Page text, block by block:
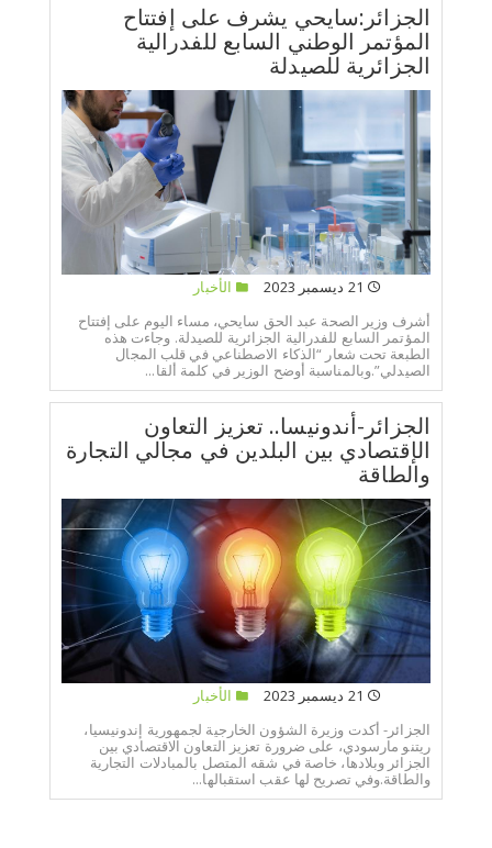
الجزائر:سايحي يشرف على إفتتاح
المؤتمر الوطني السابع للفدرالية
الجزائرية للصيدلة
الأخبار
أشرف وزير الصحة عبد الحق سايحي، مساء اليوم على إفتتاح
المؤتمر السابع للفدرالية الجزائرية للصيدلة. وجاءت هذه
الطبعة تحت شعار “الذكاء الاصطناعي في قلب المجال
الصيدلي”.وبالمناسبة أوضح الوزير في كلمة ألقا...
الجزائر-أندونيسا.. تعزيز التعاون
الإقتصادي بين البلدين في مجالي التجارة
والطاقة
الأخبار
الجزائر- أكدت وزيرة الشؤون الخارجية لجمهورية إندونيسيا،
ريتنو مارسودي، على ضرورة تعزيز التعاون الاقتصادي بين
الجزائر وبلادها، خاصة في شقه المتصل بالمبادلات التجارية
والطاقة.وفي تصريح لها عقب استقبالها...